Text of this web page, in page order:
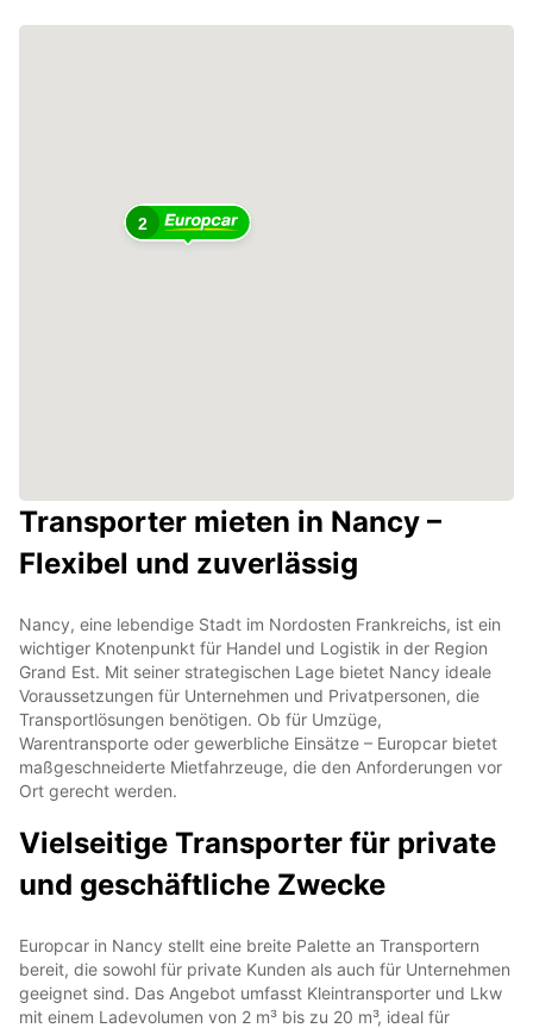
2
Transporter mieten in Nancy –
Flexibel und zuverlässig
Nancy, eine lebendige Stadt im Nordosten Frankreichs, ist ein
wichtiger Knotenpunkt für Handel und Logistik in der Region
Grand Est. Mit seiner strategischen Lage bietet Nancy ideale
Voraussetzungen für Unternehmen und Privatpersonen, die
Transportlösungen benötigen. Ob für Umzüge,
Warentransporte oder gewerbliche Einsätze – Europcar bietet
maßgeschneiderte Mietfahrzeuge, die den Anforderungen vor
Ort gerecht werden.
Vielseitige Transporter für private
und geschäftliche Zwecke
Europcar in Nancy stellt eine breite Palette an Transportern
bereit, die sowohl für private Kunden als auch für Unternehmen
geeignet sind. Das Angebot umfasst Kleintransporter und Lkw
mit einem Ladevolumen von 2 m³ bis zu 20 m³, ideal für